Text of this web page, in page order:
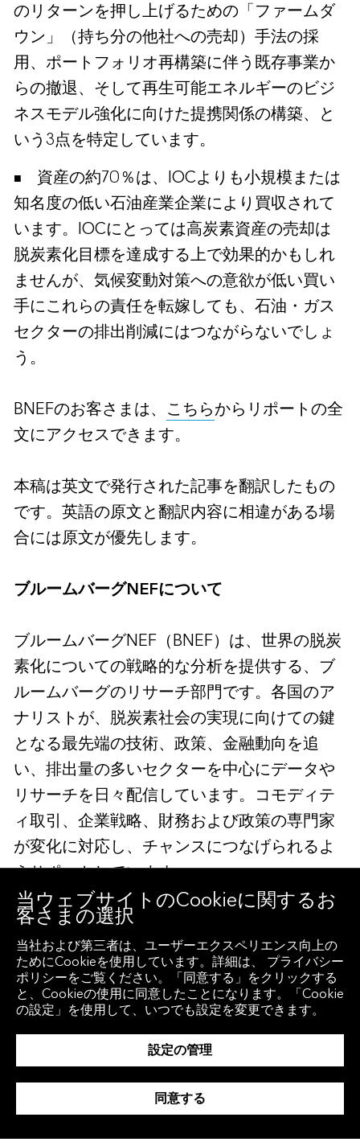
のリターンを押し上げるための「ファームダ
ウン」（持ち分の他社への売却）手法の採
用、ポートフォリオ再構築に伴う既存事業か
らの撤退、そして再生可能エネルギーのビジ
ネスモデル強化に向けた提携関係の構築、と
いう3点を特定しています。
資産の約70％は、IOCよりも小規模または
知名度の低い石油産業企業により買収されて
います。IOCにとっては高炭素資産の売却は
脱炭素化目標を達成する上で効果的かもしれ
ませんが、気候変動対策への意欲が低い買い
手にこれらの責任を転嫁しても、石油・ガス
セクターの排出削減にはつながらないでしょ
う。
BNEFのお客さまは、 こちらからリポートの全
文にアクセスできます。
本稿は英文で発行された記事を翻訳したもの
です。英語の原文と翻訳内容に相違がある場
合には原文が優先します。
ブルームバーグNEFについて
ブルームバーグNEF（BNEF）は、世界の脱炭
素化についての戦略的な分析を提供する、ブ
ルームバーグのリサーチ部門です。各国のア
ナリストが、脱炭素社会の実現に向けての鍵
となる最先端の技術、政策、金融動向を追
い、排出量の多いセクターを中心にデータや
リサーチを日々配信しています。コモディテ
ィ取引、企業戦略、財務および政策の専門家
が変化に対応し、チャンスにつなげられるよ
うサポートしています。
マンスリーニュースレターは無料でご利用い
ただけます。ご登録はこちらから
デモ申し込み
当ウェブサイトのCookieに関するお
客さまの選択
当社および第三者は、ユーザーエクスペリエンス向上の
ためにCookieを使用しています。詳細は、 プライバシー
ポリシーをご覧ください。「同意する」をクリックする
と、Cookieの使用に同意したことになります。「Cookie
の設定」を使用して、いつでも設定を変更できます。
設定の管理
同意する